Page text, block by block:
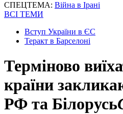
СПЕЦТЕМА: Війна в Ірані
ВСІ ТЕМИ
Вступ України в ЄС
Теракт в Барселоні
Терміново
країни
РФ та Білорусь